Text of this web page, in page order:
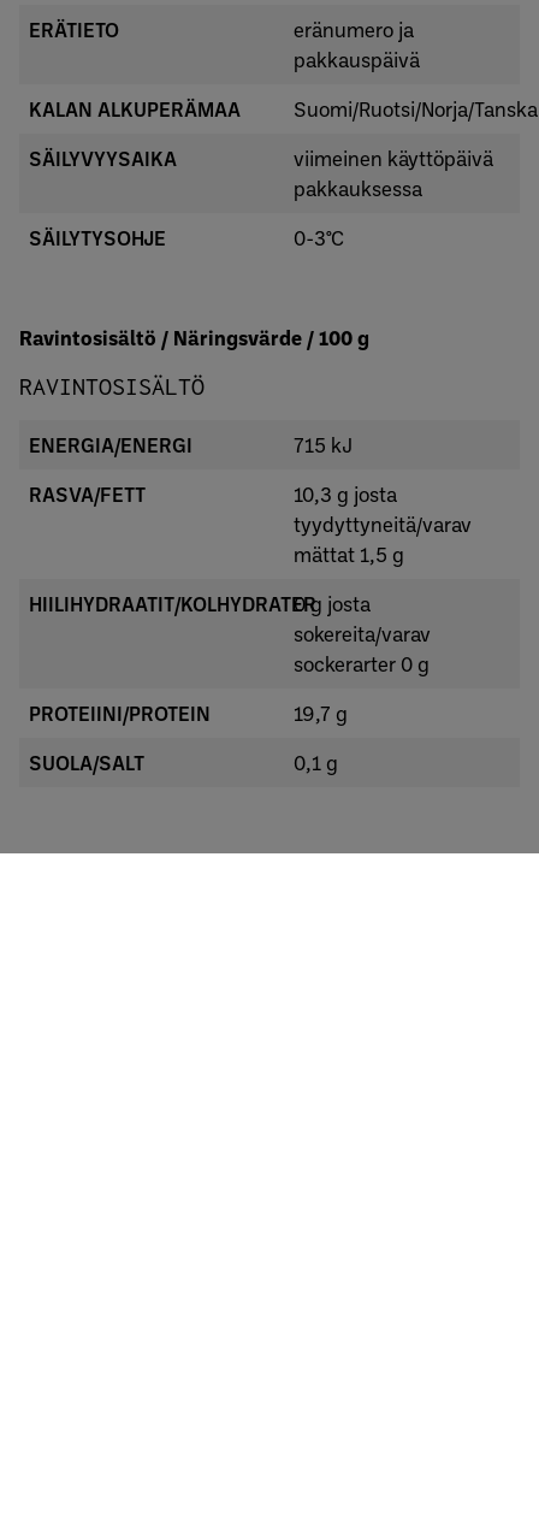
ERÄTIETO
eränumero ja
pakkauspäivä
KALAN ALKUPERÄMAA Suomi/Ruotsi/Norja/Tanska
SÄILYVYYSAIKA
viimeinen käyttöpäivä
pakkauksessa
SÄILYTYSOHJE 0-3°C
Ravintosisältö / Näringsvärde / 100 g
RAVINTOSISÄLTÖ
ENERGIA/ENERGI 715 kJ
RASVA/FETT
10,3 g josta
tyydyttyneitä/varav
mättat 1,5 g
HIILIHYDRAATIT/KOLHYDRATER0 g josta
sokereita/varav
sockerarter 0 g
PROTEIINI/PROTEIN 19,7 g
SUOLA/SALT 0,1 g